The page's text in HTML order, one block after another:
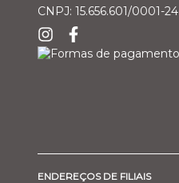
CNPJ: 15.656.601/0001-24
ENDEREÇOS DE FILIAIS